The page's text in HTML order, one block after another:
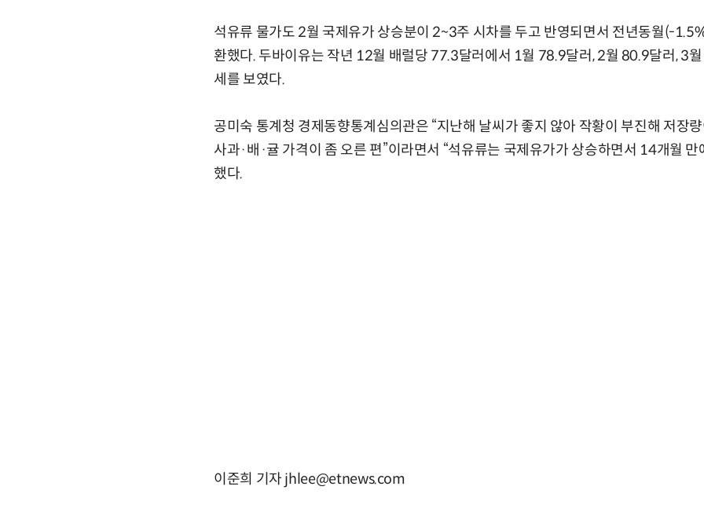
석유류 물가도 2월 국제유가 상승분이 2~3주 시차를 두고 반영되면서 전년동월(-
환했다. 두바이유는 작년 12월 배럴당 77.3달러에서 1월 78.9달러, 2월 80.9달러, 3
세를 보였다.
공미숙 통계청 경제동향통계심의관은 “지난해 날씨가 좋지 않아 작황이 부진해 저장
사과·배·귤 가격이 좀 오른 편”이라면서 “석유류는 국제유가가 상승하면서 14개월 만
했다.
이준희 기자 jhlee@etnews.com